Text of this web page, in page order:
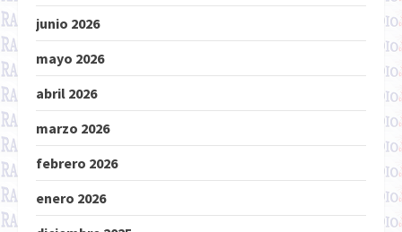
junio 2026
mayo 2026
abril 2026
marzo 2026
febrero 2026
enero 2026